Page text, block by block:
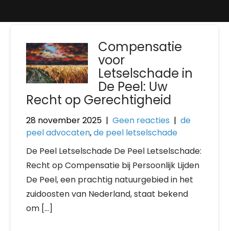
Compensatie
voor
Letselschade in
De Peel: Uw
Recht op Gerechtigheid
28 november 2025 | Geen reacties | de
peel advocaten,de peel letselschade
De Peel Letselschade De Peel Letselschade:
Recht op Compensatie bij Persoonlijk Lijden
De Peel, een prachtig natuurgebied in het
zuidoosten van Nederland, staat bekend
om […]